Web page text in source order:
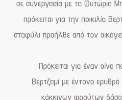
σε συνεργασία με τα Φυτώρια
πρόκειται για την ποικιλία
σταφύλι προήλθε από τον
Πρόκειται για έναν οίνο
Βερτζαμί με έντονο
κόκκινων φρούτων